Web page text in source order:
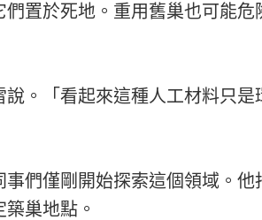
置於死地。重用舊巢也可能危
。「看起來這種人工材料只
們僅剛開始探索這個領域。
巢地點。